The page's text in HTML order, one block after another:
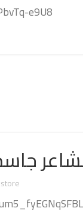
e9U8
جاسم